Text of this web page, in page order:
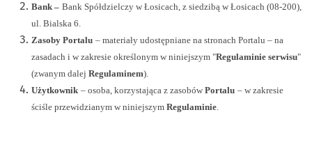
Bank – Bank Spółdzielczy w Łosicach, z siedzibą w Łosicach (08-200),
ul. Bialska 6.
Zasoby Portalu – materiały udostępniane na stronach Portalu – na
zasadach i w zakresie określonym w niniejszym "Regulaminie serwisu"
(zwanym dalej Regulaminem).
Użytkownik – osoba, korzystająca z zasobów Portalu – w zakresie
ściśle przewidzianym w niniejszym Regulaminie.